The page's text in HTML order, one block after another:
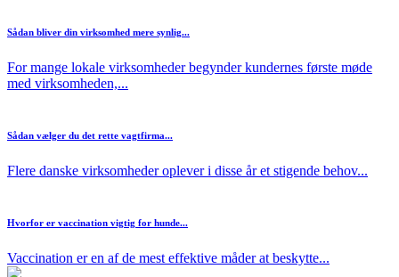
Sådan bliver din virksomhed mere synlig...
For mange lokale virksomheder begynder kundernes første møde
med virksomheden,...
Sådan vælger du det rette vagtfirma...
Flere danske virksomheder oplever i disse år et stigende behov...
Hvorfor er vaccination vigtig for hunde...
Vaccination er en af de mest effektive måder at beskytte...